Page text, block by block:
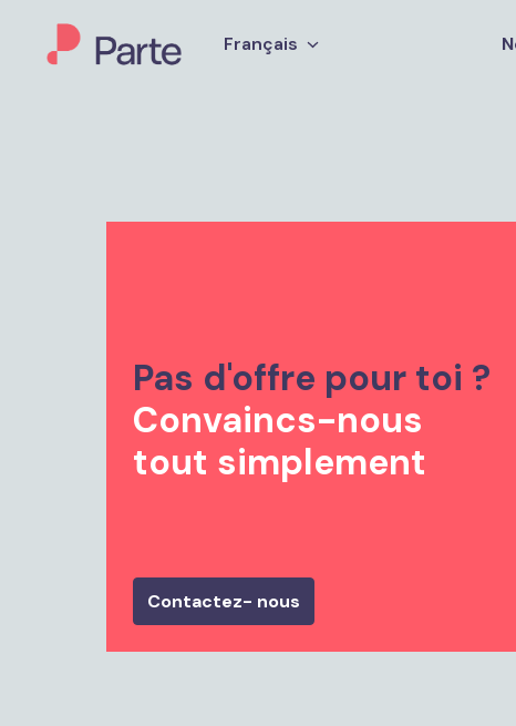
contenu
Page d'accueil Français
Convaincs-nous
tout simplement
Contactez- nous